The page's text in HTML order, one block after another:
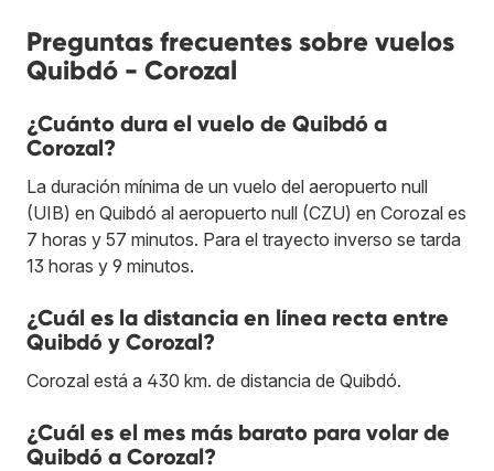
Preguntas frecuentes sobre vuelos
Quibdó - Corozal
¿Cuánto dura el vuelo de Quibdó a
Corozal?
La duración mínima de un vuelo del aeropuerto null
(UIB) en Quibdó al aeropuerto null (CZU) en Corozal es
7 horas y 57 minutos. Para el trayecto inverso se tarda
13 horas y 9 minutos.
¿Cuál es la distancia en línea recta entre
Quibdó y Corozal?
Corozal está a 430 km. de distancia de Quibdó.
¿Cuál es el mes más barato para volar de
Quibdó a Corozal?